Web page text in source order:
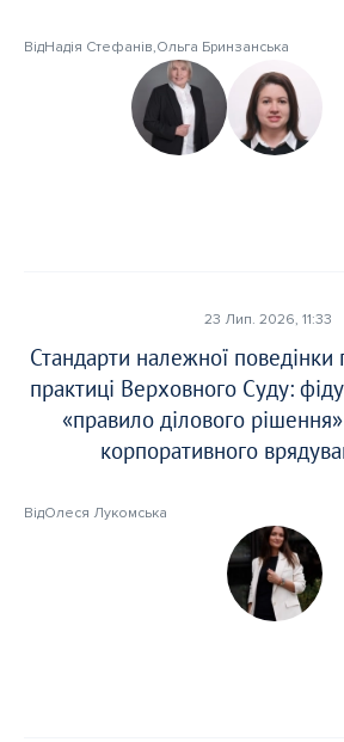
Прікріпіть статтю*
Перетягніть документ або
Лише в форматі docx.
Політикою конфіденційнсті.
ВідНадія Стефанів,Ольга Бринзанська
23 Лип. 2026, 11:33
Стандарти належної поведінки
практиці Верховного Суду:
«правило ділового
корпоративного
ВідОлеся Лукомська
Прікріпіть статтю*
Перетягніть документ або
Лише в форматі docx.
Політикою конфіденційнсті.